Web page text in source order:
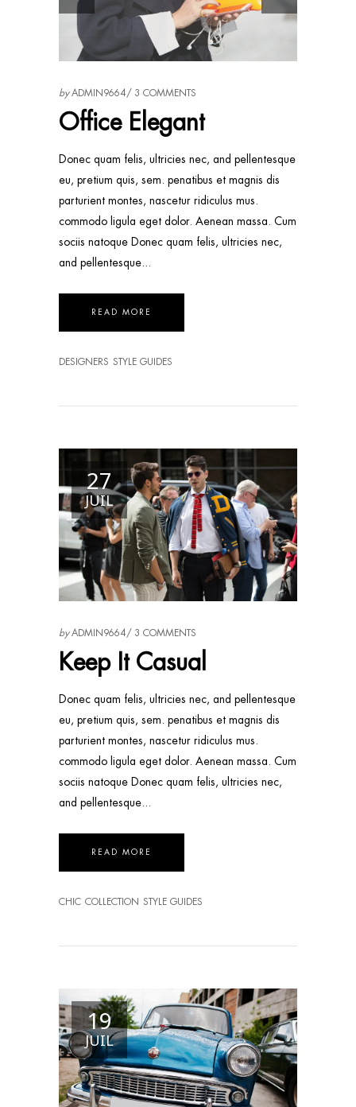
byADMIN9664 3 COMMENTS
Office Elegant
Donec quam felis, ultricies nec, and pellentesque
eu, pretium quis, sem. penatibus et magnis dis
parturient montes, nascetur ridiculus mus.
commodo ligula eget dolor. Aenean massa. Cum
sociis natoque Donec quam felis, ultricies nec,
and pellentesque
READ MORE
DESIGNERS STYLE GUIDES
27
JUIL
byADMIN9664 3 COMMENTS
Keep It Casual
Donec quam felis, ultricies nec, and pellentesque
eu, pretium quis, sem. penatibus et magnis dis
parturient montes, nascetur ridiculus mus.
commodo ligula eget dolor. Aenean massa. Cum
sociis natoque Donec quam felis, ultricies nec,
and pellentesque
READ MORE
CHIC COLLECTION STYLE GUIDES
19
JUIL